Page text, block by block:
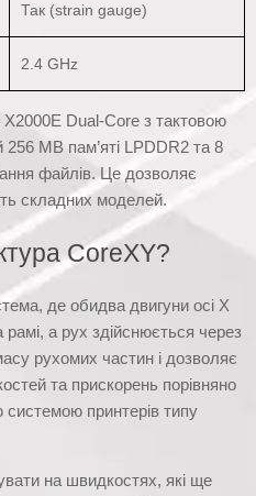
Так (strain gauge)
2.4 GHz
Dual-Core з тактовою
MB пам’яті LPDDR2 та 8
файлів. Це дозволяє
складних моделей.
CoreXY?
де обидва двигуни осі X
а рух здійснюється через
рухомих частин і дозволяє
та прискорень порівняно
системою принтерів типу
на швидкостях, які ще